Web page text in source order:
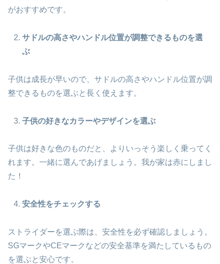
がおすすめです。
サドルの高さやハンドル位置が調整できるものを選
ぶ
子供は成長が早いので、サドルの高さやハンドル位置が調
整できるものを選ぶと長く使えます。
子供の好きなカラーやデザインを選ぶ
子供は好きな色のものだと、よりいっそう楽しく乗ってく
れます。一緒に選んであげましょう。我が家は赤にしまし
た！
安全性をチェックする
ストライダーを選ぶ際は、安全性を必ず確認しましょう。
SGマークやCEマークなどの安全基準を満たしているもの
を選ぶと安心です。